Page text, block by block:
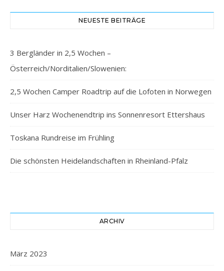
NEUESTE BEITRÄGE
3 Bergländer in 2,5 Wochen –
Österreich/Norditalien/Slowenien:
2,5 Wochen Camper Roadtrip auf die Lofoten in Norwegen
Unser Harz Wochenendtrip ins Sonnenresort Ettershaus
Toskana Rundreise im Frühling
Die schönsten Heidelandschaften in Rheinland-Pfalz
ARCHIV
März 2023